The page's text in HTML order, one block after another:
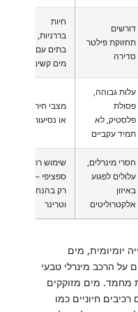
דורשים
תחזוקת פילטר
סדירה
חיות
בררניות,
בתים עם
מים קשים
עלות גבוהה,
פסולת
פלסטיק, לא
תמיד עקביים
מצבי חירום
או נסיעות
חסרי מינרלים,
עלולים לפגוע
באיזון
אלקטרוליטים
שימוש רפואי
ספציפי —
רק בהנחיית
וטרינר
יומיומית, מים
על הרכב מינרלי טבעי
מחמד. מים מזוקקים
חיוניים כמו